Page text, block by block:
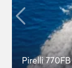
Pirelli 770FB